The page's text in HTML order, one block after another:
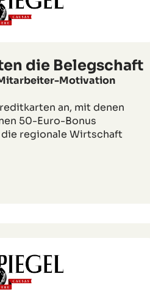
die Belegschaft
Motivation
an, mit denen
50-Euro-Bonus
regionale Wirtschaft